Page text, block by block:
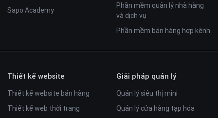
Sapo Academy
Phần mềm quản lý nhà hàng
và dịch vụ
Phần mềm bán hàng hợp kênh
Thiết kế website
Thiết kế website bán hàng
Thiết kế web thời trang
Giải pháp quản lý
Quản lý siêu thị mini
Quản lý cửa hàng tạp hóa